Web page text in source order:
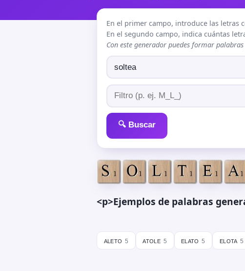
En el primer campo, introduce las letras
En el segundo campo, indica cuántas
Con este generador puedes formar
🔍 Buscar
<p>Ejemplos de palabras
aleto 5 atole 5 elato 5 elota 5